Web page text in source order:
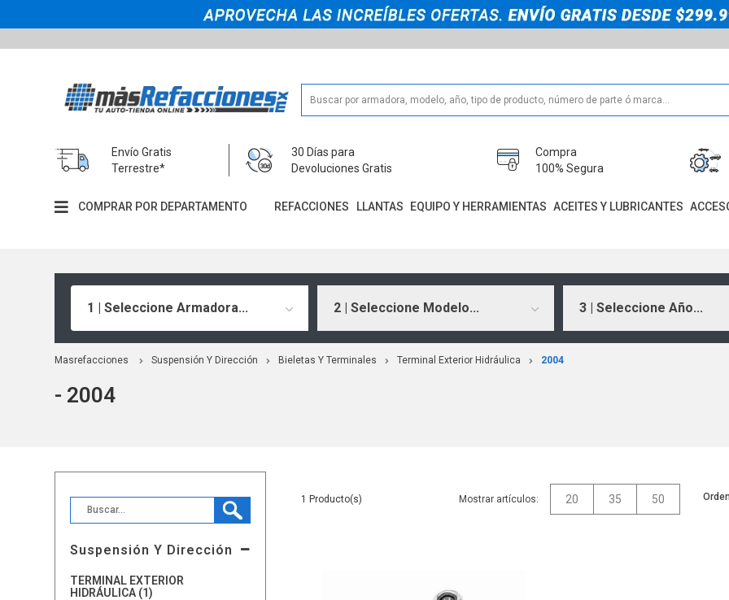
Envío Gratis
Terrestre*
30 Días para
Devoluciones Gratis
Compra
100% Segura
COMPRAR POR DEPARTAMENTO REFACCIONES LLANTAS EQUIPO Y HERRAMIENTAS ACEITES Y LUBRICANTES
1 | Seleccione Armadora... 2 | Seleccione Modelo... 3 | Seleccione Año...
Masrefacciones Suspensión Y Dirección Bieletas Y Terminales Terminal Exterior Hidráulica 2004
- 2004
Suspensión Y Dirección
TERMINAL EXTERIOR
HIDRÁULICA (1)
1 Mostrar artículos: 20 35 50